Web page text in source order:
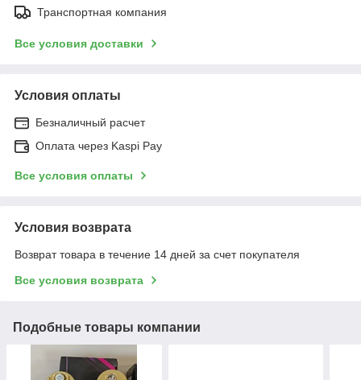
Транспортная компания
Все условия доставки
Условия оплаты
Безналичный расчет
Оплата через Kaspi Pay
Все условия оплаты
Условия возврата
Возврат товара в течение 14 дней за счет покупателя
Все условия возврата
Подобные товары компании